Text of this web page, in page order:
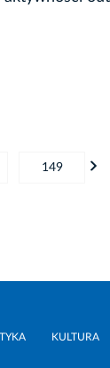
149
KULTURA